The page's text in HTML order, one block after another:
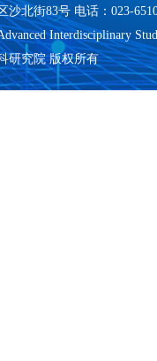
沙北街83号 电话：023-
Interdisciplinary
研究院 版权所有